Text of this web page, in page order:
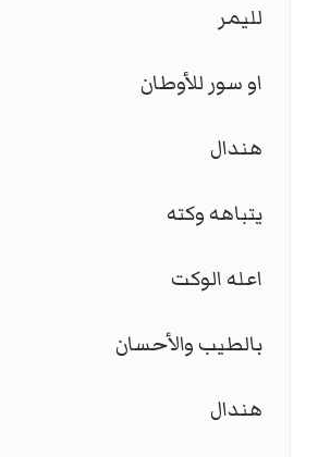
لليمر
او سور للأوطان
هندال
يتباهه وكته
اعله الوكت
بالطيب والأحسان
هندال